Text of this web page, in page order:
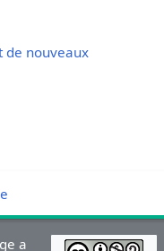
de nouveaux
a